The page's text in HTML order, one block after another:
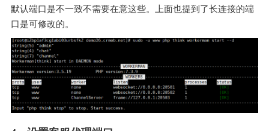
默认端口是不一致不需要在意这些。上面也提到了长连接的端
口是可修改的。